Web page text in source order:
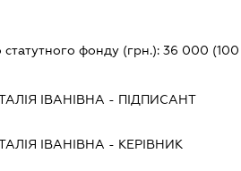
статутного фонду (грн.):36 000 (100
ІВАНІВНА - ПІДПИСАНТ
ІВАНІВНА - КЕРІВНИК